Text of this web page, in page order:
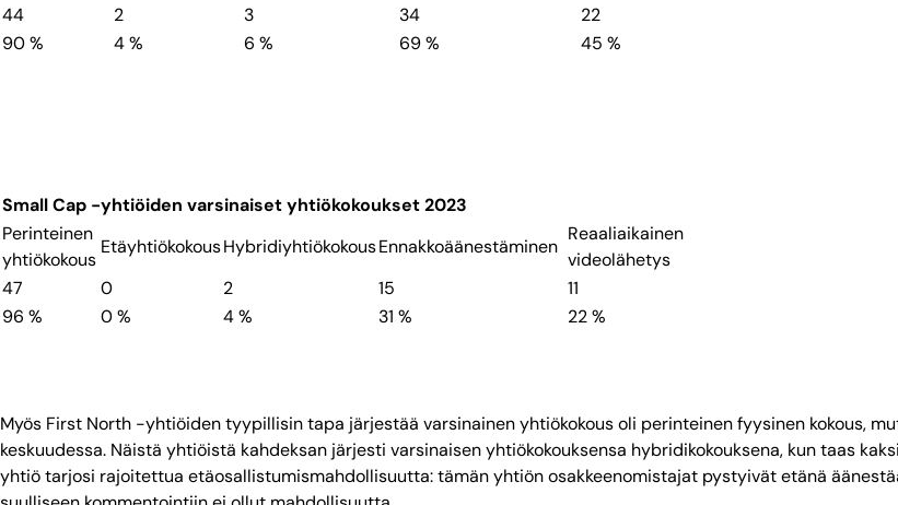
44
2 3 34
22
90 %
4 % 6 % 69 % 45 %
Small Cap -yhtiöiden varsinaiset yhtiökokoukset 2023
Perinteinen
yhtiökokous
EtäyhtiökokousHybridiyhtiökokousEnnakkoäänestäminen
Reaaliaikainen
videolähetys
47
0 2 15
11
96 %
0 % 4 % 31 % 22 %
Myös First North -yhtiöiden tyypillisin tapa järjestää varsinainen yhtiökokous oli perinteinen fyysinen kokous,
keskuudessa. Näistä yhtiöistä kahdeksan järjesti varsinaisen yhtiökokouksensa hybridikokouksena, kun taas
yhtiö tarjosi rajoitettua etäosallistumismahdollisuutta: tämän yhtiön osakkeenomistajat pystyivät etänä